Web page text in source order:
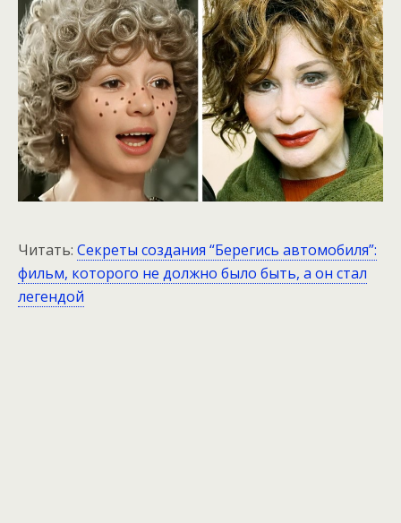
Читать: Секреты создания “Берегись автомобиля”:
фильм, которого не должно было быть, а он стал
легендой